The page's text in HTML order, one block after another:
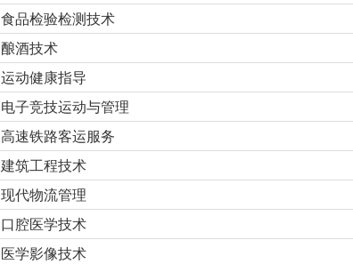
食品检验检测技术
酿酒技术
运动健康指导
电子竞技运动与管理
高速铁路客运服务
建筑工程技术
现代物流管理
口腔医学技术
医学影像技术